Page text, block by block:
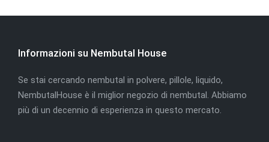
Informazioni su Nembutal House
Se stai cercando nembutal in polvere, pillole, liquido,
NembutalHouse è il miglior negozio di nembutal. Abbiamo
più di un decennio di esperienza in questo mercato.